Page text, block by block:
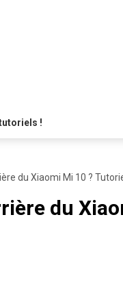
!
du Xiaomi Mi 10 ?
du